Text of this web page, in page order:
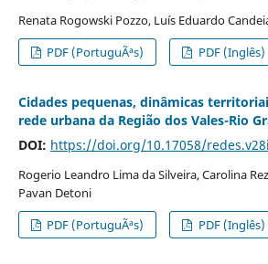
Renata Rogowski Pozzo, Luís Eduardo
PDF (PortuguÃªs)
PDF (Inglês)
Cidades pequenas, dinâmicas
rede urbana da Região dos Vales-Rio
DOI: https://doi.org/10.17058/
Rogerio Leandro Lima da Silveira, Carolina
Pavan Detoni
PDF (PortuguÃªs)
PDF (Inglês)